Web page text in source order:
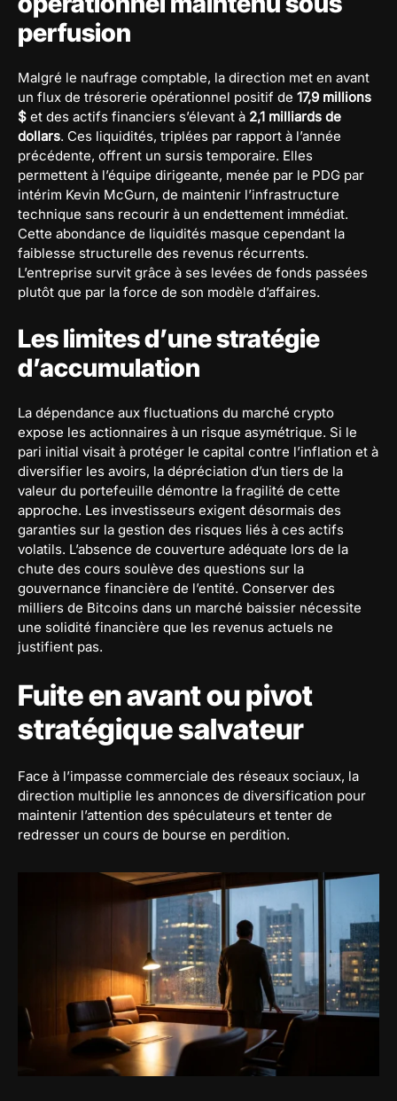
perfusion
Malgré le naufrage comptable, la direction met en avant
un flux de trésorerie opérationnel positif de 17,9 millions
$ et des actifs financiers s’élevant à 2,1 milliards de
dollars. Ces liquidités, triplées par rapport à l’année
précédente, offrent un sursis temporaire. Elles
permettent à l’équipe dirigeante, menée par le PDG par
intérim Kevin McGurn, de maintenir l’infrastructure
technique sans recourir à un endettement immédiat.
Cette abondance de liquidités masque cependant la
faiblesse structurelle des revenus récurrents.
L’entreprise survit grâce à ses levées de fonds passées
plutôt que par la force de son modèle d’affaires.
Les limites d’une stratégie
d’accumulation
La dépendance aux fluctuations du marché crypto
expose les actionnaires à un risque asymétrique. Si le
pari initial visait à protéger le capital contre l’inflation et à
diversifier les avoirs, la dépréciation d’un tiers de la
valeur du portefeuille démontre la fragilité de cette
approche. Les investisseurs exigent désormais des
garanties sur la gestion des risques liés à ces actifs
volatils. L’absence de couverture adéquate lors de la
chute des cours soulève des questions sur la
gouvernance financière de l’entité. Conserver des
milliers de Bitcoins dans un marché baissier nécessite
une solidité financière que les revenus actuels ne
justifient pas.
Fuite en avant ou pivot
stratégique salvateur
Face à l’impasse commerciale des réseaux sociaux, la
direction multiplie les annonces de diversification pour
maintenir l’attention des spéculateurs et tenter de
redresser un cours de bourse en perdition.